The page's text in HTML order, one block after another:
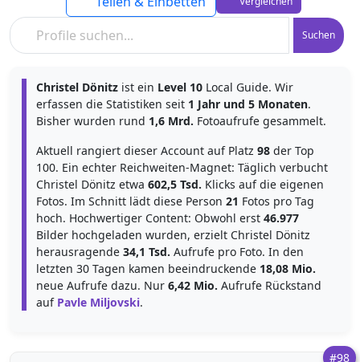
Suchen
Christel Dönitz ist ein Level 10 Local Guide. Wir
erfassen die Statistiken seit 1 Jahr und 5 Monaten.
Bisher wurden rund 1,6 Mrd. Fotoaufrufe gesammelt.
Aktuell rangiert dieser Account auf Platz 98 der Top
100. Ein echter Reichweiten-Magnet: Täglich verbucht
Christel Dönitz etwa 602,5 Tsd. Klicks auf die eigenen
Fotos. Im Schnitt lädt diese Person 21 Fotos pro Tag
hoch. Hochwertiger Content: Obwohl erst 46.977
Bilder hochgeladen wurden, erzielt Christel Dönitz
herausragende 34,1 Tsd. Aufrufe pro Foto. In den
letzten 30 Tagen kamen beeindruckende 18,08 Mio.
neue Aufrufe dazu. Nur 6,42 Mio. Aufrufe Rückstand
auf Pavle Miljovski.
#98